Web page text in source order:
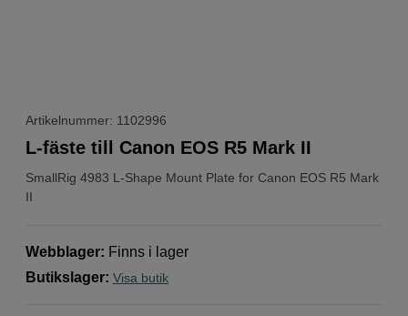
Artikelnummer: 1102996
SmallRig 4983 L-Shape Mount Plate for Canon EOS R5 Mark
II
L-fäste till Canon EOS R5 Mark II
Webblager: Finns i lager
Butikslager: Visa butik